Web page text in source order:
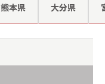
熊本県 大分県